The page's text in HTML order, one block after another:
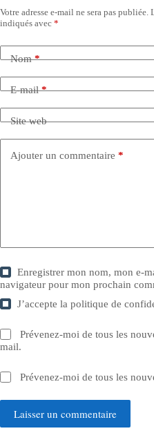
Votre adresse e-mail ne sera pas publiée.
indiqués avec *
Nom*
E-mail*
Site web
Ajouter un commentaire *
Enregistrer mon nom, mon e-
navigateur pour mon prochain
J’accepte lapolitique de
Prévenez-moi de tous les
mail.
Prévenez-moi de tous les
Laisser un commentaire